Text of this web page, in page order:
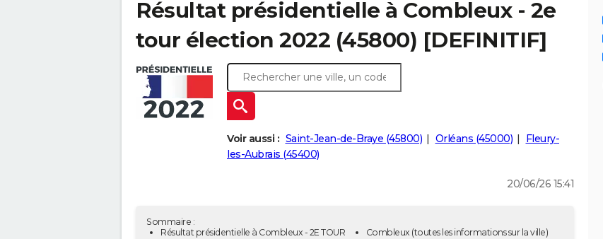
Résultat présidentielle à Combleux - 2e
tour élection 2022 (45800) [DEFINITIF]
Voir aussi : Saint-Jean-de-Braye (45800) Orléans (45000)
Fleury-
les-Aubrais (45400)
20/06/26 15:41
Sommaire :
Résultat présidentielle à Combleux - 2E TOUR
Combleux (toutes les informations sur la ville)